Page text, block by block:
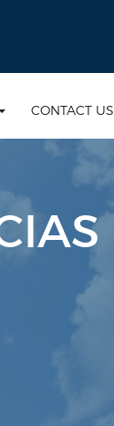
CONTACT US